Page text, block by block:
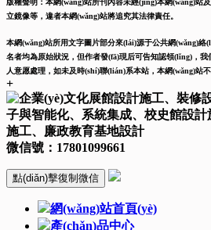
版權聲明：本網(wǎng)站所刊內容未經(jīng)本網(wǎng)站及
立鏡像等，違者本網(wǎng)站將追究其法律責任。
本網(wǎng)站所用文字圖片部分來(lái)源于公共網(wǎng)絡(luò
名者均為原始狀況，但作者發(fā)現后可告知認領(lǐng)
人意愿處理，如未及時(shí)聯(lián)系本站，本網(wǎng)站不
+
微信號： 17801099661
點(diǎn)擊復制微信
網(wǎng)站首頁(yè)
產(chǎn)品中心